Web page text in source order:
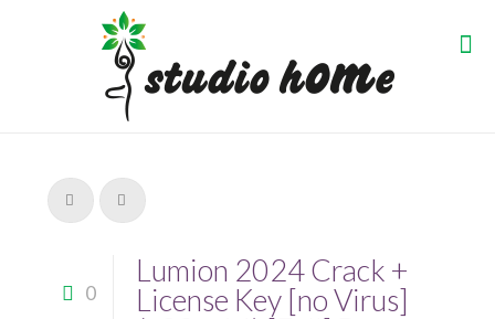
0
Lumion 2024 Crack +
License Key [no Virus]